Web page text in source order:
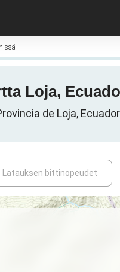
Loja,
de Loja, Ecuador
Latauksen bittinopeudet